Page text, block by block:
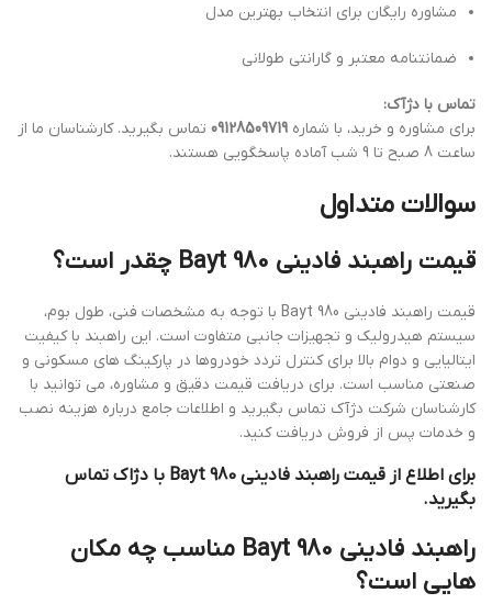
مشاوره رایگان برای انتخاب بهترین مدل
ضمانتنامه معتبر و گارانتی طولانی
تماس با دژآک:
برای مشاوره و خرید، با شماره 09128509719 تماس بگیرید. کارشناسان ما از
ساعت 8 صبح تا 9 شب آماده پاسخگویی هستند.
سوالات متداول
قیمت راهبند فادینی Bayt 980 چقدر است؟
قیمت راهبند فادینی Bayt 980 با توجه به مشخصات فنی، طول بوم،
سیستم هیدرولیک و تجهیزات جانبی متفاوت است. این راهبند با کیفیت
ایتالیایی و دوام بالا برای کنترل تردد خودروها در پارکینگ های مسکونی و
صنعتی مناسب است. برای دریافت قیمت دقیق و مشاوره، می توانید با
کارشناسان شرکت دژآک تماس بگیرید و اطلاعات جامع درباره هزینه نصب
و خدمات پس از فروش دریافت کنید.
برای اطلاع از قیمت راهبند فادینی Bayt 980 با دژاک تماس
بگیرید.
راهبند فادینی Bayt 980 مناسب چه مکان
هایی است؟